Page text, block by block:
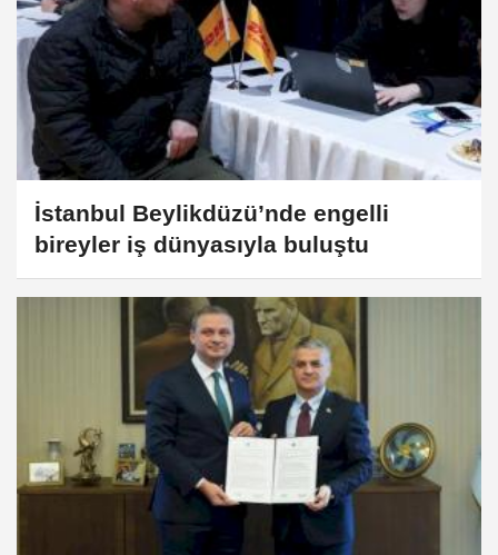
İstanbul Beylikdüzü’nde engelli
bireyler iş dünyasıyla buluştu